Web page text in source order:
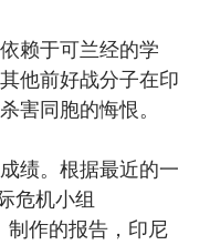
赖于可兰经的学
他前好战分子在印
害同胞的悔恨。
绩。根据最近的一
危机小组
制作的报告，印尼